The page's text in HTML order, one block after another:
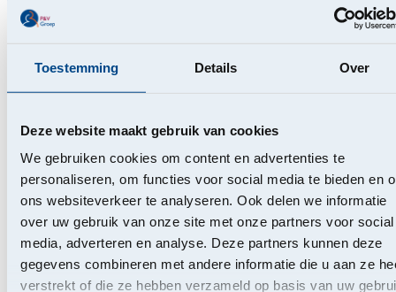
Toestemming Details Over
Deze website maakt gebruik van cookies
We gebruiken cookies om content en advertenties te
personaliseren, om functies voor social media te bieden en
ons websiteverkeer te analyseren. Ook delen we informatie
over uw gebruik van onze site met onze partners voor social
media, adverteren en analyse. Deze partners kunnen deze
gegevens combineren met andere informatie die u aan ze
verstrekt of die ze hebben verzameld op basis van uw